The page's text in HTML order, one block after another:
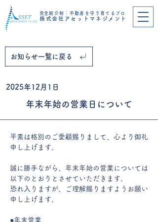
​完全紹介制│不動産を守り育てるプロ
株式会社アセットマネジメント
お知らせ一覧に戻る
2025年12月1日
年末年始の営業日について
平素は格別のご愛顧賜りまして、心より御礼
申し上げます。
誠に勝手ながら、年末年始の営業については
以下のとおりとさせていただきます。
恐れ入りますが、ご理解賜りますようお願い
申し上げます。
●年末営業